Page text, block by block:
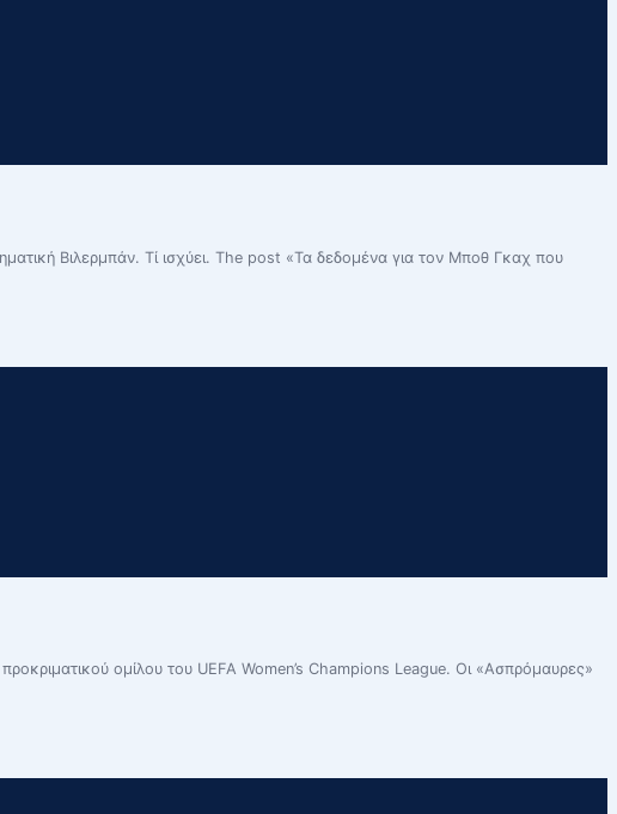
Βιλερμπάν. Τί ισχύει. The post «Τα δεδομένα για τον Μποθ Γκαχ που
ομίλου του UEFA Women’s Champions League. Οι «Ασπρόμαυρες»